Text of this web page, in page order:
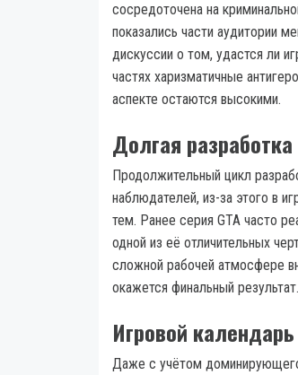
сосредоточена на
показались части аудитории
дискуссии о том, удастся ли
частях харизматичные
аспекте остаются высокими.
Долгая
Продолжительный цикл
наблюдателей, из-за этого в
тем. Ранее серия GTA часто
одной из её отличительных
сложной рабочей атмосфере
окажется финальный результат.
Игровой
Даже с учётом